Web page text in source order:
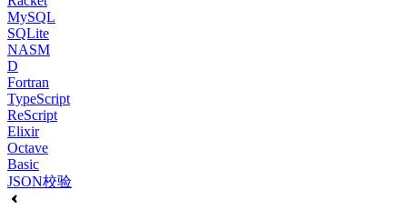
MySQL
SQLite
NASM
D
Fortran
TypeScript
ReScript
Elixir
Octave
Basic
JSON校验